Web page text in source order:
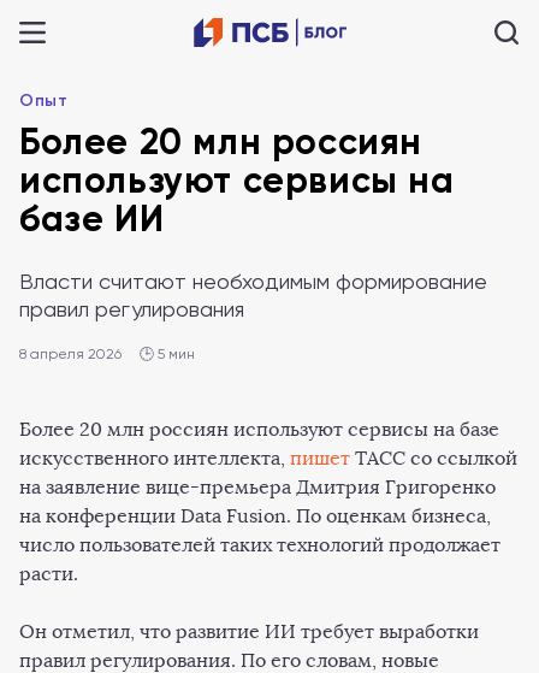
Опыт
Более 20 млн россиян
используют сервисы на
базе ИИ
Власти считают необходимым формирование
правил регулирования
8 апреля 2026 🕒 5 мин
Более 20 млн россиян используют сервисы на базе
искусственного интеллекта, пишет ТАСС со ссылкой
на заявление вице-премьера Дмитрия Григоренко
на конференции Data Fusion. По оценкам бизнеса,
число пользователей таких технологий продолжает
расти.
Он отметил, что развитие ИИ требует выработки
правил регулирования. По его словам, новые